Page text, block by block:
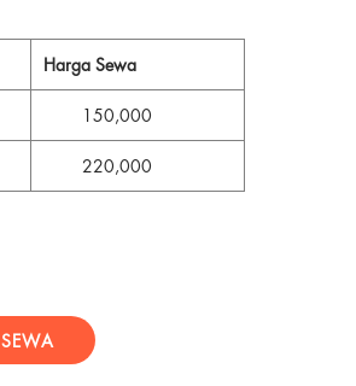
Harga Sewa
150,000
220,000
SEWA